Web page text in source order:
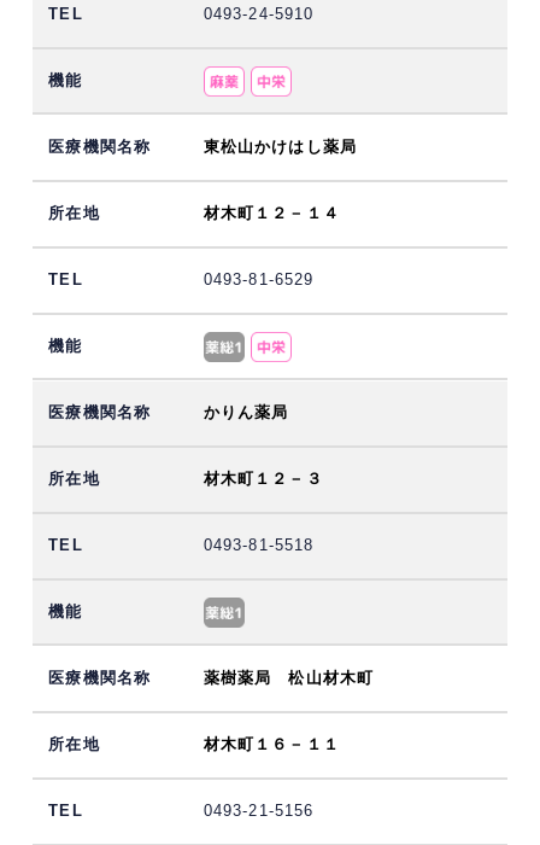
0493-24-5910
東松山かけはし薬局
材木町１２－１４
0493-81-6529
かりん薬局
材木町１２－３
0493-81-5518
薬樹薬局 松山材木町
材木町１６－１１
0493-21-5156